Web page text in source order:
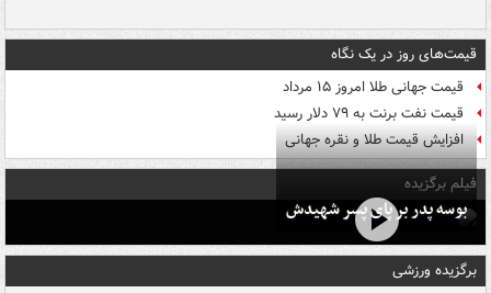
قیمت‌های روز در یک نگاه
قیمت جهانی طلا امروز ۱۵ مرداد
قیمت نفت برنت به ۷۹ دلار رسید
افزایش قیمت طلا و نقره جهانی
فیلم برگزیده
بوسه‌ پدر بر پای پسر شهیدش
برگزیده ورزشی